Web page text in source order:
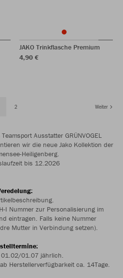
JAKO Trinkflasche Premium
4,90 €
2 Weiter
Ausstatter GRÜNVOGEL
wir die neue Jako Kollektion der
Heiligenberg.
bis 12.2026
I Nummer zur Personalisierung im
eintragen. Falls keine Nummer
Mutter in Verbindung setzen).
01.02/01.07 jährlich.
Herstellerverfügbarkeit ca. 14Tage.